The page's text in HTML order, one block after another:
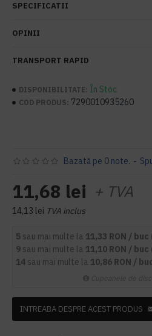
SPECIFICATII
OPINII
TRANSPORT RAPID
DISPONIBILITATE: În Stoc
COD PRODUS: 7290010935260
Bazată pe 0 note. -
11,68 lei + TVA
14,13 lei TVA inclus
5 sau mai multe la 11,33 RON / buc
9 sau mai multe la 11,10 RON / buc
14 sau mai multe la 10,86 RON /
INTREABA DESPRE ACEST PRODUS